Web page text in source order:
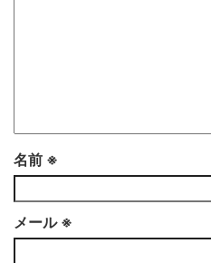
名前 ※
メール ※